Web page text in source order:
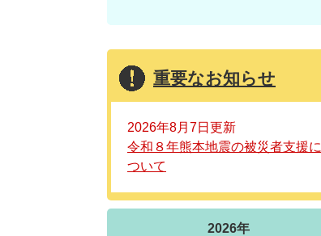
重要なお知らせ
2026年8月7日更新
令和８年熊本地震の被災者支援に
ついて
2026年